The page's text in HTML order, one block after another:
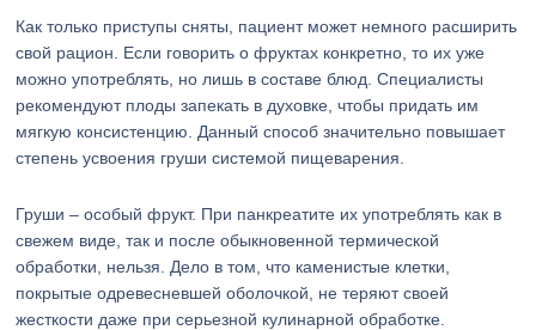
Как только приступы сняты, пациент может немного расширить
свой рацион. Если говорить о фруктах конкретно, то их уже
можно употреблять, но лишь в составе блюд. Специалисты
рекомендуют плоды запекать в духовке, чтобы придать им
мягкую консистенцию. Данный способ значительно повышает
степень усвоения груши системой пищеварения.
Груши – особый фрукт. При панкреатите их употреблять как в
свежем виде, так и после обыкновенной термической
обработки, нельзя. Дело в том, что каменистые клетки,
покрытые одревесневшей оболочкой, не теряют своей
жесткости даже при серьезной кулинарной обработке.